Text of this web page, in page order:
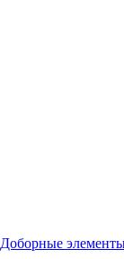
Доборные